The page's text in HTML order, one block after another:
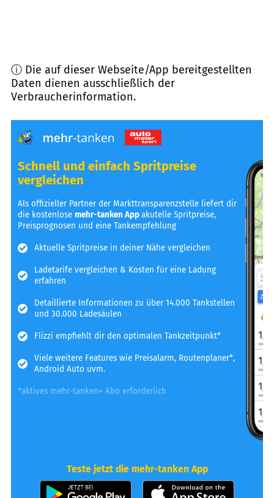
ⓘ Die auf dieser Webseite/App bereitgestellten
Daten dienen ausschließlich der
Verbraucherinformation.
Schnell und einfach Spritpreise
vergleichen
Als offizieller Partner der Markttransparenzstelle liefert dir
die kostenlosemehr-tanken Appakutelle Spritpreise,
Preisprognosen und eine Tankempfehlung
Aktuelle Spritpreise in deiner Nähe vergleichen
Ladetarife vergleichen & Kosten für eine Ladung
erfahren
Detaillierte Informationen zu über 14.000 Tankstellen
und 30.000 Ladesäulen
Flizzi empfiehlt dir den optimalen Tankzeitpunkt*
Viele weitere Features wie Preisalarm, Routenplaner*,
Android Auto uvm.
*aktives mehr-tanken+ Abo erforderlich
Teste jetzt die mehr-tanken App